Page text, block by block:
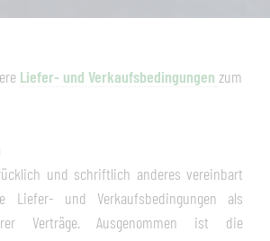
Liefer- und Verkaufsbedingungen zum
und schriftlich anderes vereinbart
Liefer- und Verkaufsbedingungen als
Verträge. Ausgenommen ist die